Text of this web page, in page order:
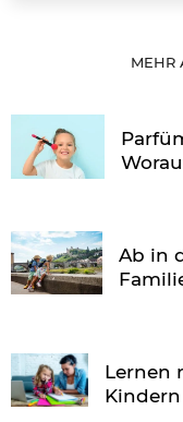
MEHR
Ab in
Lernen